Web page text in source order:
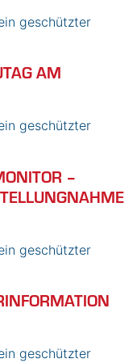
geschützter
AM
geschützter
–
geschützter
geschützter